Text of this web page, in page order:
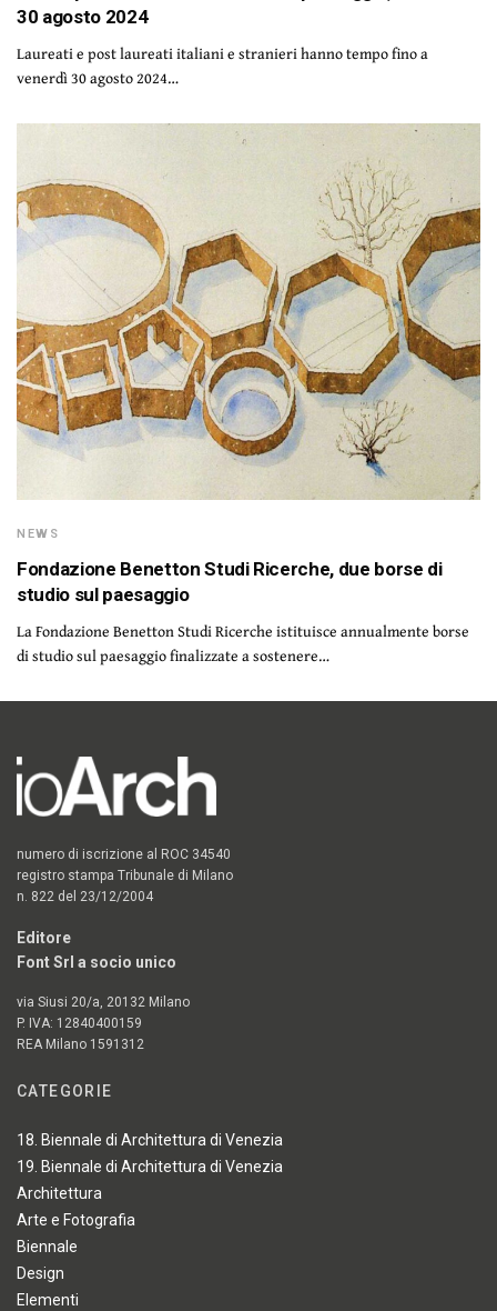
30 agosto 2024
Laureati e post laureati italiani e stranieri hanno tempo fino a
venerdì 30 agosto 2024…
NEWS
Fondazione Benetton Studi Ricerche, due borse di
studio sul paesaggio
La Fondazione Benetton Studi Ricerche istituisce annualmente borse
di studio sul paesaggio finalizzate a sostenere…
numero di iscrizione al ROC 34540
registro stampa Tribunale di Milano
n. 822 del 23/12/2004
Editore
Font Srl a socio unico
via Siusi 20/a, 20132 Milano
P. IVA: 12840400159
REA Milano 1591312
CATEGORIE
18. Biennale di Architettura di Venezia
19. Biennale di Architettura di Venezia
Architettura
Arte e Fotografia
Biennale
Design
Elementi